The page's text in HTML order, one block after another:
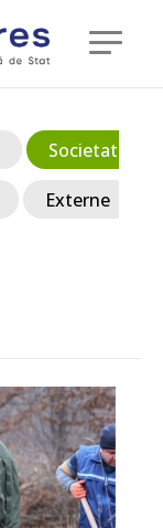
Societate
Externe